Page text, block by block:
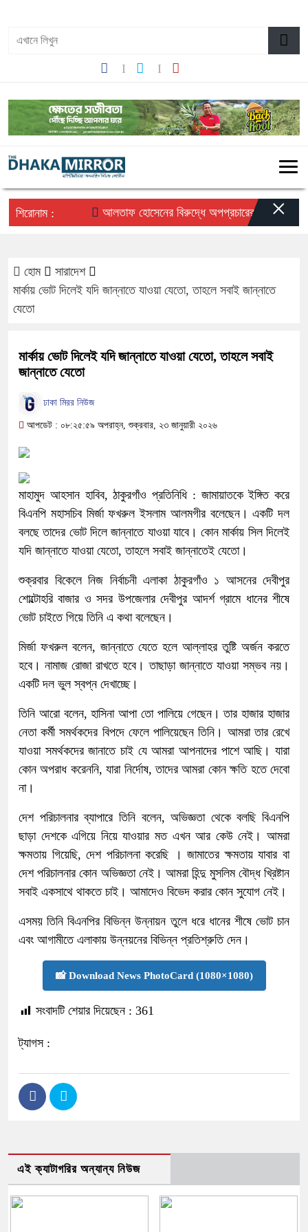
শিরোনাম : আলতাফ হোসেনের বিরুদ্ধে অপপ্রচারের প্রতিবাদে×
হোম
সারাদেশ
মার্কায় ভোট দিলেই যদি জান্নাতে যাওয়া যেতো, তাহলে সবাই জান্নাতে
যেতো
মার্কায় ভোট দিলেই যদি জান্নাতে যাওয়া যেতো, তাহলে সবাই
জান্নাতে যেতো
ঢাকা মিরর নিউজ
আপডেট : ০৮:২৫:৫৯ অপরাহ্ন, শুক্রবার, ২৩ জানুয়ারী ২০২৬
মাহামুদ আহসান হাবিব, ঠাকুরগাঁও প্রতিনিধি : জামায়াতকে ইঙ্গিত করে
বিএনপি মহাসচিব মির্জা ফখরুল ইসলাম আলমগীর বলেছেন। একটি দল
বলছে তাদের ভোট দিলে জান্নাতে যাওয়া যাবে। কোন মার্কায় সিল দিলেই
যদি জান্নাতে যাওয়া যেতো, তাহলে সবাই জান্নাতেই যেতো।
শুক্রবার বিকেলে নিজ নির্বাচনী এলাকা ঠাকুরগাঁও ১ আসনের দেবীপুর
শোল্টোহরি বাজার ও সদর উপজেলার দেবীপুর আদর্শ গ্রামে ধানের শীষে
ভোট চাইতে গিয়ে তিনি এ কথা বলেছেন।
মির্জা ফখরুল বলেন, জান্নাতে যেতে হলে আল্লাহর তুষ্টি অর্জন করতে
হবে। নামাজ রোজা রাখতে হবে। তাছাড়া জান্নাতে যাওয়া সম্ভব নয়।
একটি দল ভুল স্বপ্ন দেখাচ্ছে।
তিনি আরো বলেন, হাসিনা আপা তো পালিয়ে গেছেন। তার হাজার হাজার
নেতা কর্মী সমর্থকদের বিপদে ফেলে পালিয়েছেন তিনি। আমরা তার রেখে
যাওয়া সমর্থকদের জানাতে চাই যে আমরা আপনাদের পাশে আছি। যারা
কোন অপরাধ করেননি, যারা নির্দোষ, তাদের আমরা কোন ক্ষতি হতে দেবো
না।
দেশ পরিচালনার ব্যাপারে তিনি বলেন, অভিজ্ঞতা থেকে বলছি বিএনপি
ছাড়া দেশকে এগিয়ে নিয়ে যাওয়ার মত এখন আর কেউ নেই। আমরা
ক্ষমতায় গিয়েছি, দেশ পরিচালনা করেছি । জামাতের ক্ষমতায় যাবার বা
দেশ পরিচালনার কোন অভিজ্ঞতা নেই। আমরা হিন্দু মুসলিম বৌদ্ধ খ্রিষ্টান
সবাই একসাথে থাকতে চাই। আমাদেও বিভেদ করার কোন সুযোগ নেই।
এসময় তিনি বিএনপির বিভিন্ন উন্নায়ন তুলে ধরে ধানের শীষে ভোট চান
এবং আগামীতে এলাকায় উন্নয়নের বিভিন্ন প্রতিশ্রুতি দেন।
📸 Download News PhotoCard (1080×1080)
সংবাদটি শেয়ার দিয়েছেন : 361
ট্যাগস :
এই ক্যাটাগরির অন্যান্য নিউজ